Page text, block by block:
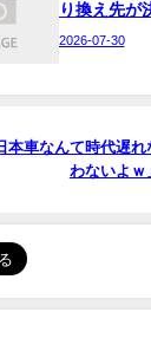
り換え先が
2026-07-30
本車なんて時代遅れ
わないよ